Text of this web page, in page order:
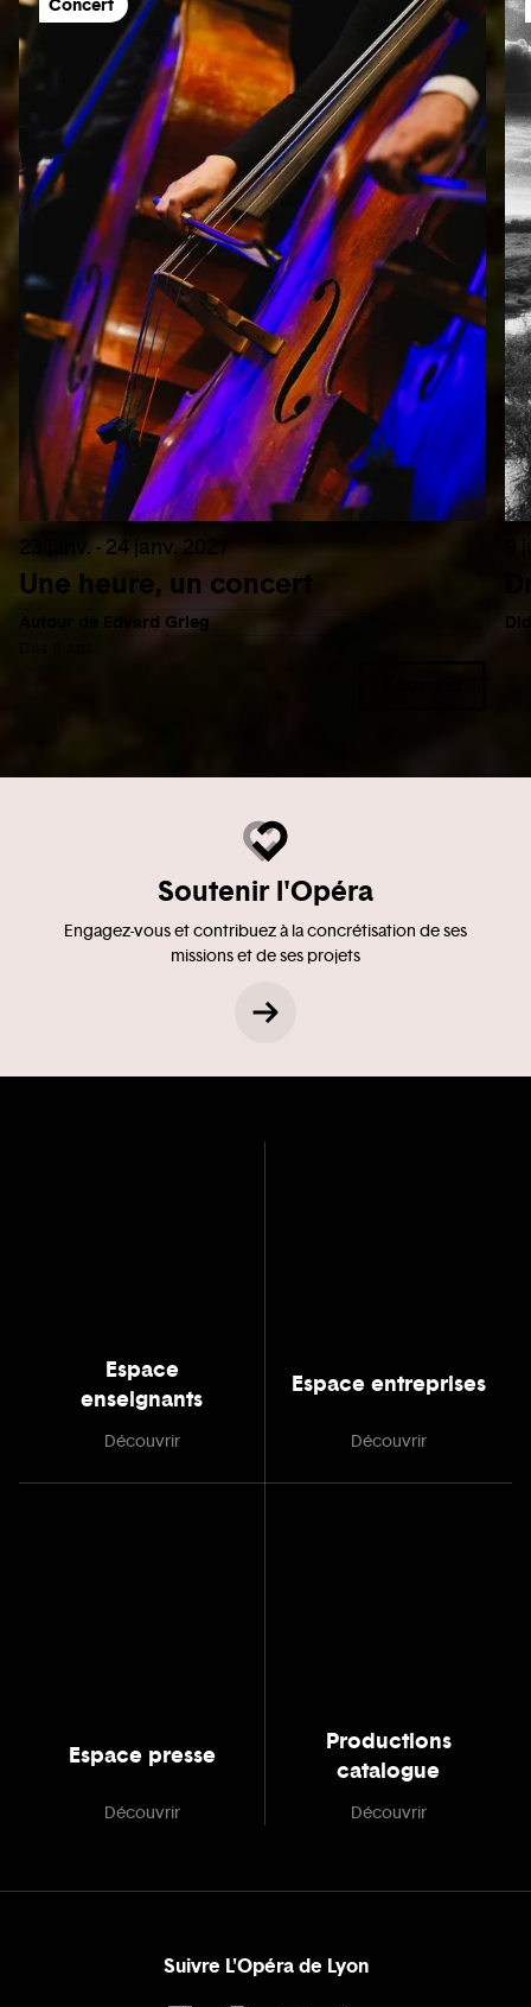
23 janv. - 24 janv. 2027
Une heure, un concert
Autour de Edvard Grieg
Soutenir l'Opéra
Engagez-vous et contribuez à la concrétisation de ses
missions et de ses projets
Espace
enseignants
Découvrir
Espace entreprises
Découvrir
Espace presse
Découvrir
Productions
catalogue
Découvrir
Suivre L'Opéra de Lyon